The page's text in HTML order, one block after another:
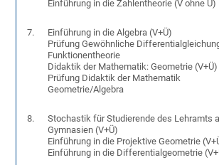
Einführung in die Zahlentheorie (V ohne Ü)
7.
Einführung in die Algebra (V+Ü)
Prüfung Gewöhnliche
Funktionentheorie
Didaktik der Mathematik: Geometrie (V+Ü)
Prüfung Didaktik der Mathematik
Geometrie/Algebra
8.
Stochastik für Studierende des Lehramts
Gymnasien (V+Ü)
Einführung in die Projektive Geometrie
Einführung in die Differentialgeometrie